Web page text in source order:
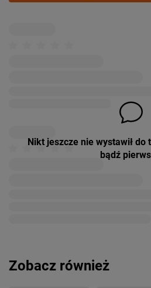
Nikt jeszcze nie wystawił do
bądź
Zobacz również